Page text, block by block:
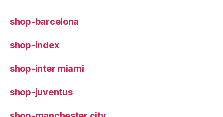
shop-barcelona
shop-index
shop-inter miami
shop-juventus